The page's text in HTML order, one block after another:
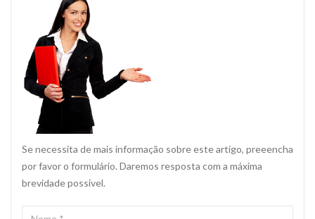
Se necessita de mais informação sobre este artigo, preeencha
por favor o formulário. Daremos resposta com a máxima
brevidade possivel.